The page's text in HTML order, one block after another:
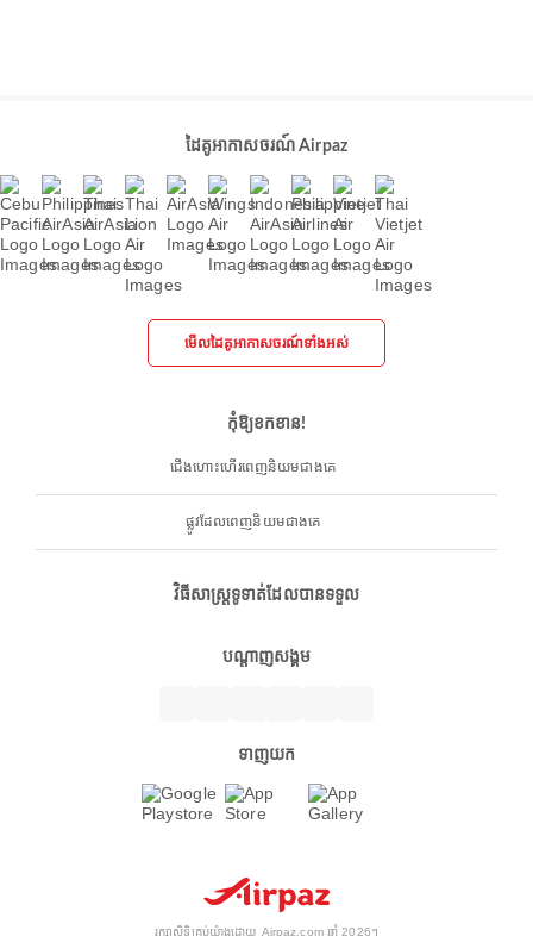
ដៃគូអាកាសចរណ៍ Airpaz
មើលដៃគូអាកាសចរណ៍ទាំងអស់
កុំឱ្យខកខាន!
ជើងហោះហើរពេញនិយមជាងគេ
ផ្លូវដែលពេញនិយមជាងគេ
វិធីសាស្ត្រទូទាត់ដែលបានទទួល
បណ្តាញសង្គម
ទាញយក
រក្សាសិទ្ធិគ្រប់យ៉ាងដោយ Airpaz.com ឆ្នាំ 2026។